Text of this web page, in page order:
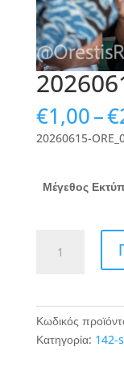
€1,00–€
20260615-
Μέγεθος
ORE_0579.jpg
Κωδικός
Κατηγορία: 142-